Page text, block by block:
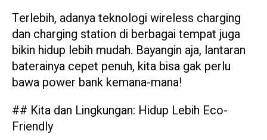
Terlebih, adanya teknologi wireless charging
dan charging station di berbagai tempat juga
bikin hidup lebih mudah. Bayangin aja, lantaran
baterainya cepet penuh, kita bisa gak perlu
bawa power bank kemana-mana!
## Kita dan Lingkungan: Hidup Lebih Eco-
Friendly